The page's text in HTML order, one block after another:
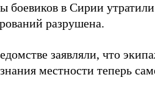
боевиков в Сирии
разрушена.
заявляли, что
местности теперь